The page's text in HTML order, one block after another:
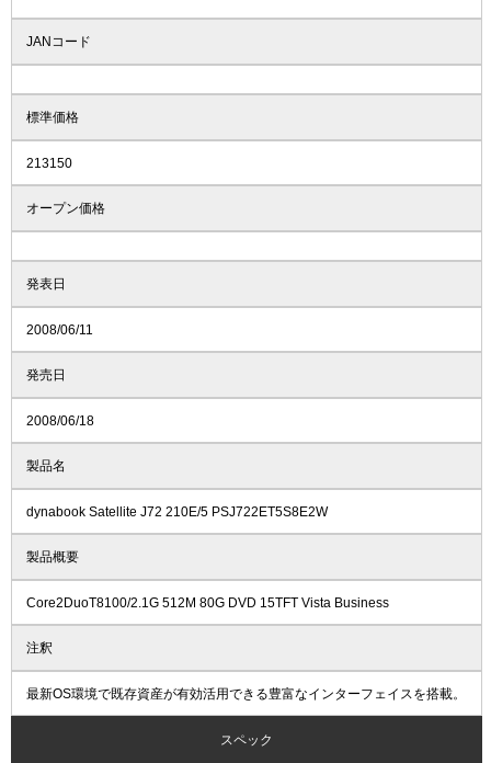
JANコード
標準価格
213150
オープン価格
発表日
2008/06/11
発売日
2008/06/18
製品名
dynabook Satellite J72 210E/5 PSJ722ET5S8E2W
製品概要
Core2DuoT8100/2.1G 512M 80G DVD 15TFT Vista Business
注釈
最新OS環境で既存資産が有効活用できる豊富なインターフェイスを搭載。
スペック